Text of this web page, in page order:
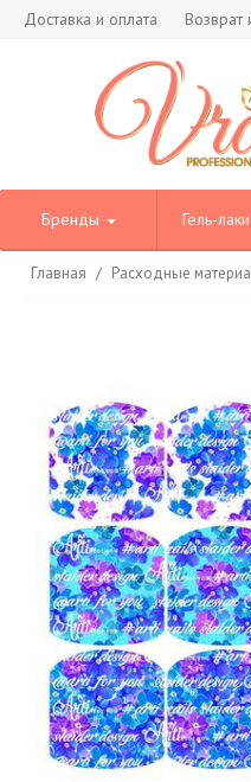
Доставка и оплата Возврат
Бренды Гель-лаки
Главная / Расходные